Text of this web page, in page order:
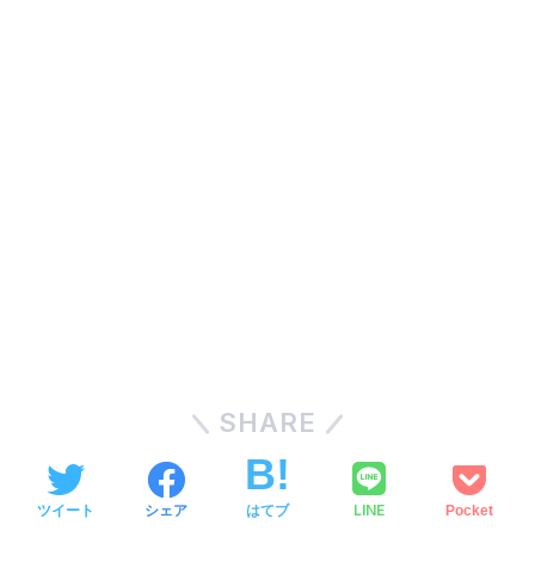
SHARE
ツイート シェア はてブ LINE Pocket